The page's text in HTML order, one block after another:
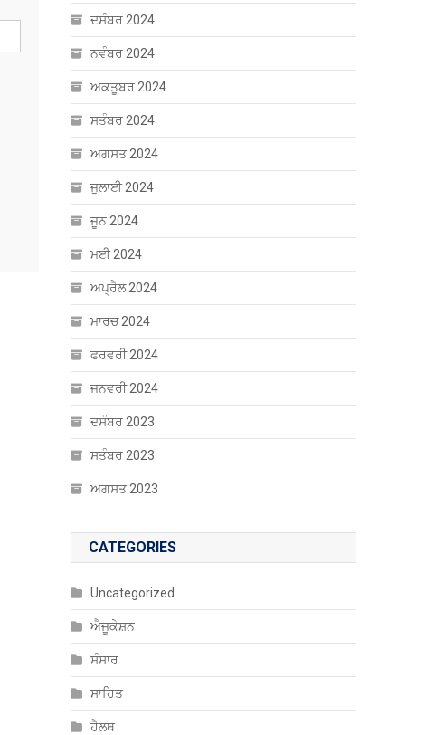
ਦਸੰਬਰ 2024
ਨਵੰਬਰ 2024
ਅਕਤੂਬਰ 2024
ਸਤੰਬਰ 2024
ਅਗਸਤ 2024
ਜੁਲਾਈ 2024
ਜੂਨ 2024
ਮਈ 2024
ਅਪ੍ਰੈਲ 2024
ਮਾਰਚ 2024
ਫਰਵਰੀ 2024
ਜਨਵਰੀ 2024
ਦਸੰਬਰ 2023
ਸਤੰਬਰ 2023
ਅਗਸਤ 2023
CATEGORIES
Uncategorized
ਐਜੂਕੇਸ਼ਨ
ਸੰਸਾਰ
ਸਾਹਿਤ
ਹੈਲਥ